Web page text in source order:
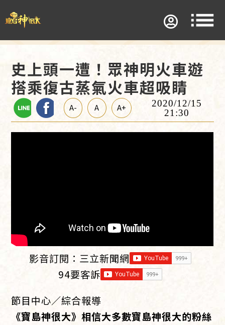
史上頭一遭！眾神明火車遊
搭乘復古蒸氣火車超吸睛
A- A A+
2020/12/15
21:30
影音訂閱： 三立新聞網
94要客訴
節目中心／綜合報導
《寶島神很大》相信大多數寶島神很大的粉絲